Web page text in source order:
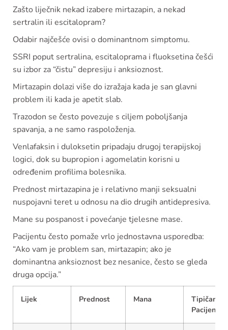
Zašto liječnik nekad izabere mirtazapin, a nekad
sertralin ili escitalopram?
Odabir najčešće ovisi o dominantnom simptomu.
SSRI poput sertralina, escitaloprama i fluoksetina češći
su izbor za “čistu” depresiju i anksioznost.
Mirtazapin dolazi više do izražaja kada je san glavni
problem ili kada je apetit slab.
Trazodon se često povezuje s ciljem poboljšanja
spavanja, a ne samo raspoloženja.
Venlafaksin i duloksetin pripadaju drugoj terapijskoj
logici, dok su bupropion i agomelatin korisni u
određenim profilima bolesnika.
Prednost mirtazapina je i relativno manji seksualni
nuspojavni teret u odnosu na dio drugih antidepresiva.
Mane su pospanost i povećanje tjelesne mase.
Pacijentu često pomaže vrlo jednostavna usporedba:
“Ako vam je problem san, mirtazapin; ako je
dominantna anksioznost bez nesanice, često se gleda
druga opcija.”
Lijek Prednost Mana
Tipičan
Pacijent